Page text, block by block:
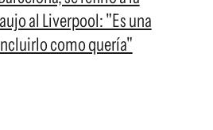
al Liverpool: "Es una
como quería"